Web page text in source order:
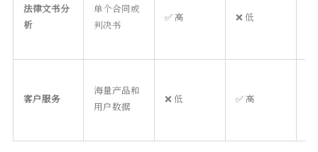
法律文书分
析
单个合同或
判决书
✅ 高 ❌ 低
客户服务
海量产品和
用户数据
❌ 低 ✅ 高